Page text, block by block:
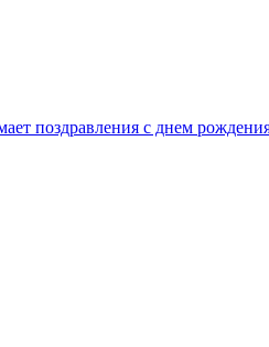
поздравления с днем